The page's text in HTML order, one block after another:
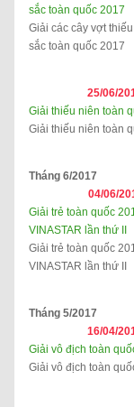
sắc toàn quốc 2017
Giải các cây vợt
sắc toàn quốc 2017
25/06/
Giải thiếu niên toàn
Giải thiếu niên toàn
Tháng 6/2017
04/06/
Giải trẻ toàn quốc
VINASTAR lần thứ II
Giải trẻ toàn quốc
VINASTAR lần thứ II
Tháng 5/2017
16/04/
Giải vô địch toàn
Giải vô địch toàn